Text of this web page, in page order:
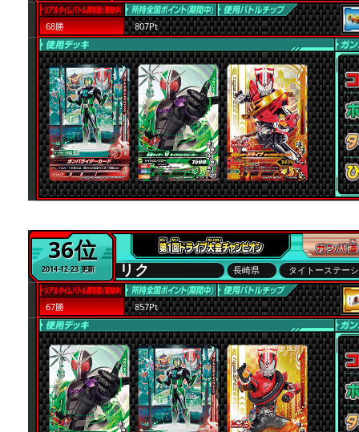
68勝 807Pt
36位
2014-12-23 更新 リク 長崎県 タイトーステー
67勝 857Pt